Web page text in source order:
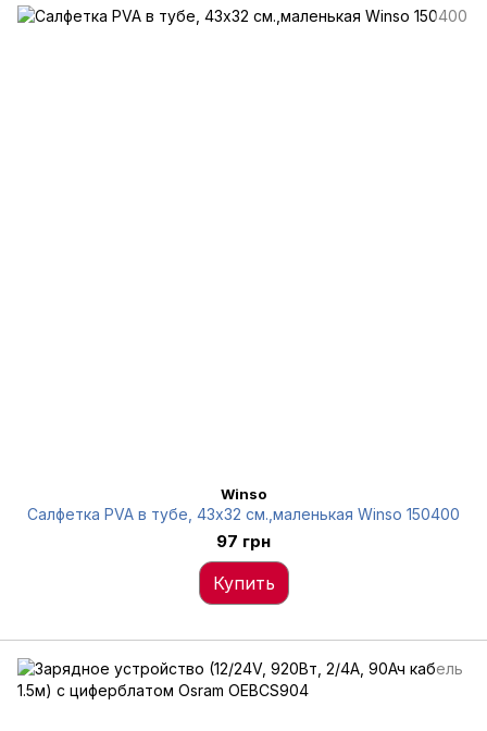
Winso
Салфетка PVA в тубе, 43x32 см.,маленькая Winso 150400
97 грн
Купить